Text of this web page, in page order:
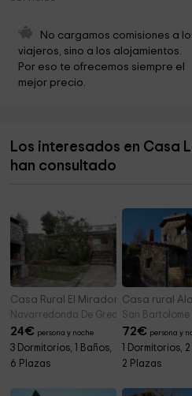
Museo Parrroquial De El Barco De
Asunción De Nuetra Señora
Iglesia - Casa Natal de San Pedro
Ermita de San Pedro
No cargamos comisiones a
viajeros, sino a los alojamientos.
Por eso te ofrecemos siempre el
mejor precio.
Los interesados en Casa
han consultado
Casa Rural El Mirador de la Sierra
Navarredonda De Gredos (Ávila)
24€ persona y noche
3 Dormitorios, 1 Baños,
6 Plazas
Casa rural
San Bartolome
72€ persona y
1 Dormitorios,
2 Plazas